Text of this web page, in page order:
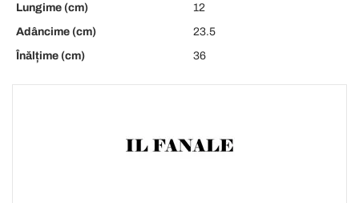
Lungime (cm)
12
Adâncime (cm)
23.5
Înălțime (cm)
36